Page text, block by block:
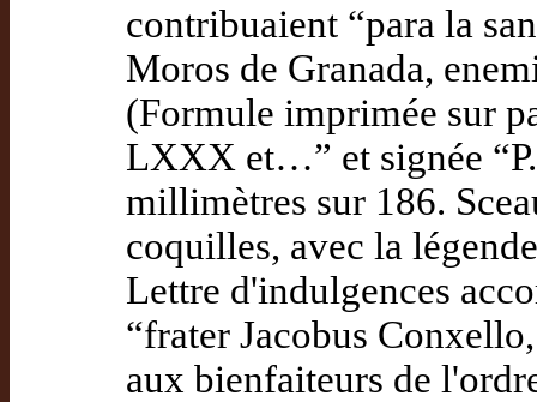
contribuaient “para la
Moros de Granada,
(Formule imprimée sur
LXXX et…” et signée
millimètres sur 186.
coquilles, avec la
Lettre d'indulgences
“frater Jacobus
aux bienfaiteurs de